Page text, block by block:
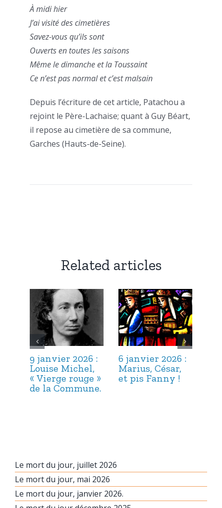
À midi hier
J’ai visité des cimetières
Savez-vous qu’ils sont
Ouverts en toutes les saisons
Même le dimanche et la Toussaint
Ce n’est pas normal et c’est malsain
Depuis l’écriture de cet article, Patachou a
rejoint le Père-Lachaise; quant à Guy Béart,
il repose au cimetière de sa commune,
Garches (Hauts-de-Seine).
Related articles
9 janvier 2026 :
Louise Michel,
« Vierge rouge »
de la Commune.
6 janvier 2026 :
Marius, César,
et pis Fanny !
Le mort du jour, juillet 2026
Le mort du jour, mai 2026
Le mort du jour, janvier 2026.